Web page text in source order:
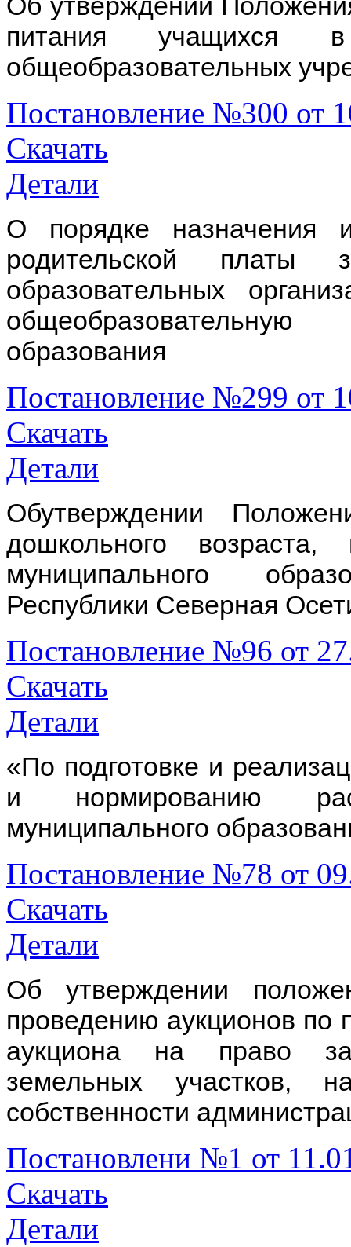
питания учащихся в
общеобразовательных
Постановление №300 от
Скачать
Детали
О порядке назначения
родительской
образовательных
образования
Постановление №299 от
Скачать
Детали
Обутверждении
дошкольного
муниципального
Республики Северная
Постановление №96 от
Скачать
Детали
«По подготовке и
и нормированию
муниципального
Постановление №78 от
Скачать
Детали
Об утверждении
проведению аукционов по
аукциона на право
земельных участков,
собственности
Постановлени №1 от
Скачать
Детали